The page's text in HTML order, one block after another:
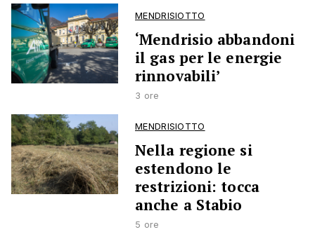
MENDRISIOTTO
‘Mendrisio abbandoni
il gas per le energie
rinnovabili’
3 ore
MENDRISIOTTO
Nella regione si
estendono le
restrizioni: tocca
anche a Stabio
5 ore